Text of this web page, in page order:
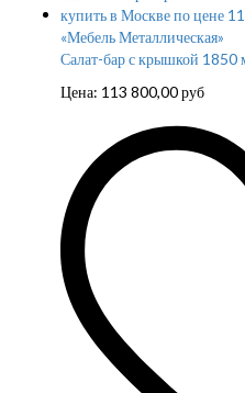
Салат-бар с крышкой 1850
Цена: 113 800,00руб